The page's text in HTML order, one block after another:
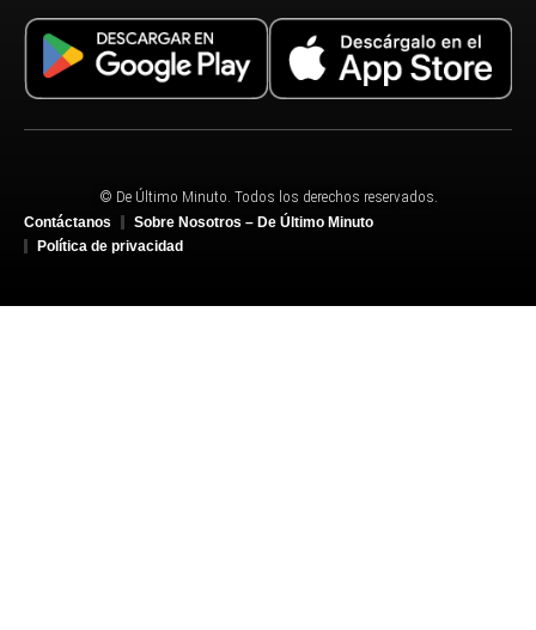
© De Último Minuto. Todos los derechos reservados.
Contáctanos
Sobre Nosotros – De Último Minuto
Política de privacidad